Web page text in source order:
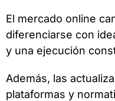
El mercado online
diferenciarse con
y una ejecución
Además, las
plataformas y